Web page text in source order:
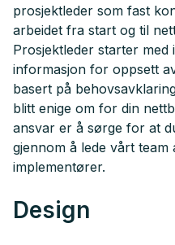
prosjektleder som fast
arbeidet fra start og til
Prosjektleder starter med
informasjon for oppsett
basert på
blitt enige om for din
ansvar er å sørge for at
gjennom å lede vårt team
implementører.
Design